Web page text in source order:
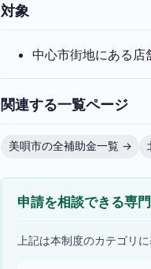
対象
中心市街地にある店
関連する一覧ページ
美唄市の全補助金一覧 →
申請を相談できる専
上記は本制度のカテゴリ